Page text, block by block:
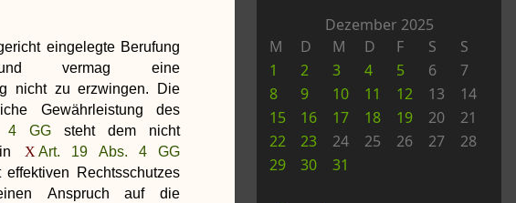
eingelegte Berufung
vermag eine
nicht zu erzwingen. Die
Gewährleistung des
4 GG steht dem nicht
Art. 19 Abs. 4 GG
effektiven Rechtsschutzes
Anspruch auf die
Dezember 2025
M
D M D F S
S
1
2 3 4 5 6
7
8
9 10 11 12 13
14
15
16 17 18 19 20
21
22
23 24 25 26 27
28
29
30 31